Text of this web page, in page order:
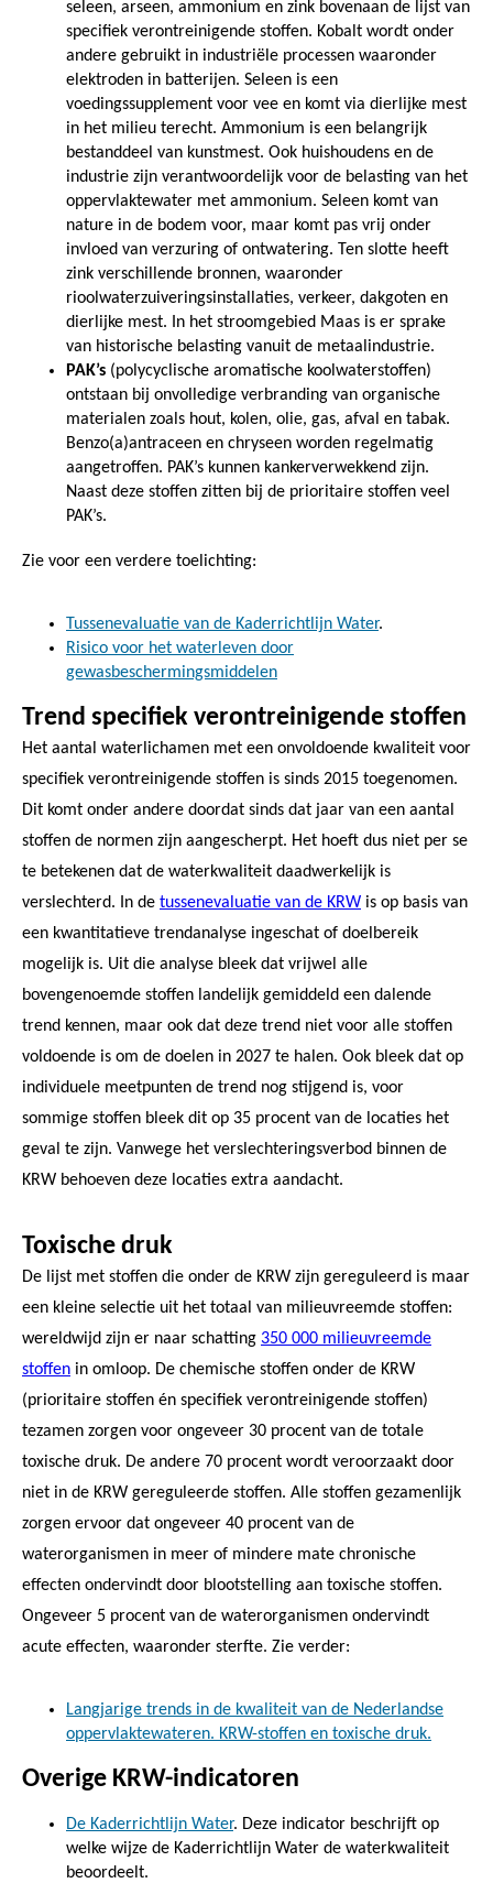
seleen, arseen, ammonium en zink bovenaan de lijst van
specifiek verontreinigende stoffen. Kobalt wordt onder
andere gebruikt in industriële processen waaronder
elektroden in batterijen. Seleen is een
voedingssupplement voor vee en komt via dierlijke mest
in het milieu terecht. Ammonium is een belangrijk
bestanddeel van kunstmest. Ook huishoudens en de
industrie zijn verantwoordelijk voor de belasting van het
oppervlaktewater met ammonium. Seleen komt van
nature in de bodem voor, maar komt pas vrij onder
invloed van verzuring of ontwatering. Ten slotte heeft
zink verschillende bronnen, waaronder
rioolwaterzuiveringsinstallaties, verkeer, dakgoten en
dierlijke mest. In het stroomgebied Maas is er sprake
van historische belasting vanuit de metaalindustrie.
PAK’s (polycyclische aromatische koolwaterstoffen)
ontstaan bij onvolledige verbranding van organische
materialen zoals hout, kolen, olie, gas, afval en tabak.
Benzo(a)antraceen en chryseen worden regelmatig
aangetroffen. PAK’s kunnen kankerverwekkend zijn.
Naast deze stoffen zitten bij de prioritaire stoffen veel
PAK’s.
Zie voor een verdere toelichting:
Tussenevaluatie van de Kaderrichtlijn Water.
Risico voor het waterleven door
gewasbeschermingsmiddelen
Trend specifiek verontreinigende stoffen
Het aantal waterlichamen met een onvoldoende kwaliteit voor
specifiek verontreinigende stoffen is sinds 2015 toegenomen.
Dit komt onder andere doordat sinds dat jaar van een aantal
stoffen de normen zijn aangescherpt. Het hoeft dus niet per se
te betekenen dat de waterkwaliteit daadwerkelijk is
verslechterd. In de tussenevaluatie van de KRW is op basis van
een kwantitatieve trendanalyse ingeschat of doelbereik
mogelijk is. Uit die analyse bleek dat vrijwel alle
bovengenoemde stoffen landelijk gemiddeld een dalende
trend kennen, maar ook dat deze trend niet voor alle stoffen
voldoende is om de doelen in 2027 te halen. Ook bleek dat op
individuele meetpunten de trend nog stijgend is, voor
sommige stoffen bleek dit op 35 procent van de locaties het
geval te zijn. Vanwege het verslechteringsverbod binnen de
KRW behoeven deze locaties extra aandacht.
Toxische druk
De lijst met stoffen die onder de KRW zijn gereguleerd is maar
een kleine selectie uit het totaal van milieuvreemde stoffen:
wereldwijd zijn er naar schatting 350 000 milieuvreemde
stoffen in omloop. De chemische stoffen onder de KRW
(prioritaire stoffen én specifiek verontreinigende stoffen)
tezamen zorgen voor ongeveer 30 procent van de totale
toxische druk. De andere 70 procent wordt veroorzaakt door
niet in de KRW gereguleerde stoffen. Alle stoffen gezamenlijk
zorgen ervoor dat ongeveer 40 procent van de
waterorganismen in meer of mindere mate chronische
effecten ondervindt door blootstelling aan toxische stoffen.
Ongeveer 5 procent van de waterorganismen ondervindt
acute effecten, waaronder sterfte. Zie verder:
Langjarige trends in de kwaliteit van de Nederlandse
oppervlaktewateren. KRW-stoffen en toxische druk.
Overige KRW-indicatoren
De Kaderrichtlijn Water. Deze indicator beschrijft op
welke wijze de Kaderrichtlijn Water de waterkwaliteit
beoordeelt.